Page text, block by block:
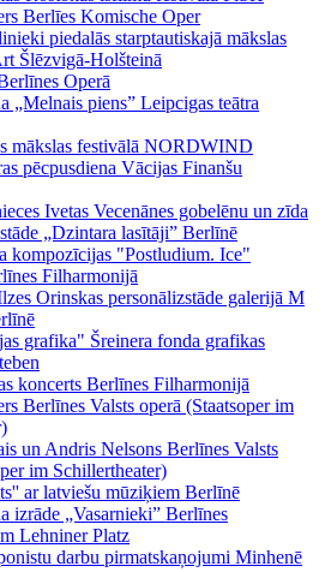
Berlīes Komische Oper
piedalās starptautiskajā mākslas
Šlēzvigā-Holšteinā
Operā
„Melnais piens” Leipcigas teātra
mākslas festivālā NORDWIND
pēcpusdiena Vācijas Finanšu
Ivetas Vecenānes gobelēnu un zīda
„Dzintara lasītāji” Berlīnē
kompozīcijas "Postludium. Ice"
Filharmonijā
Orinskas personālizstāde galerijā M
grafika" Šreinera fonda grafikas
koncerts Berlīnes Filharmonijā
Berlīnes Valsts operā (Staatsoper im
un Andris Nelsons Berlīnes Valsts
im Schillertheater)
ar latviešu mūziķiem Berlīnē
izrāde „Vasarnieki” Berlīnes
Lehniner Platz
darbu pirmatskaņojumi Minhenē